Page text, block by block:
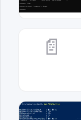
📄